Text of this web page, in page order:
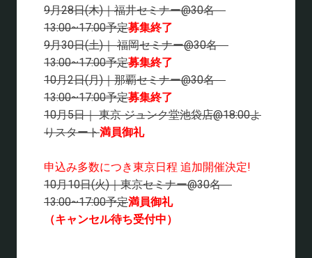
9月28日(木)｜福井セミナー@30名
13:00~17:00予定募集終了
9月30日(土)｜ 福岡セミナー@30名
13:00~17:00予定募集終了
10月2日(月)｜那覇セミナー@30名
13:00~17:00予定募集終了
10月5日｜ 東京 ジュンク堂池袋店@18:00よ
りスタート満員御礼
申込み多数につき東京日程 追加開催決定!
10月10日(火)｜東京セミナー@30名
13:00~17:00予定満員御礼
（キャンセル待ち受付中）